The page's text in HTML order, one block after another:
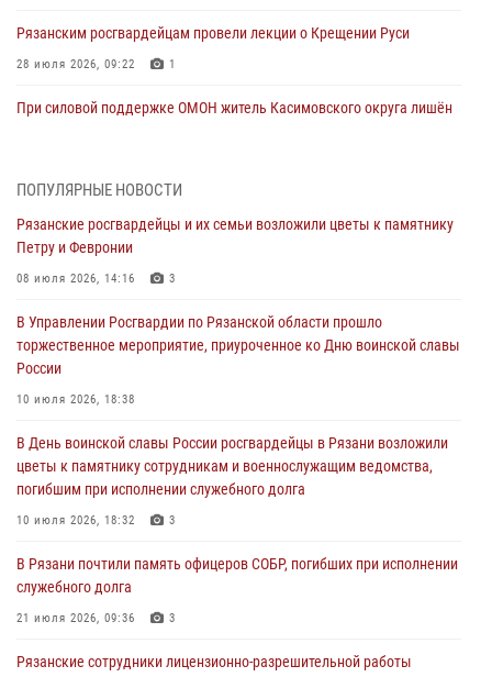
Рязанским росгвардейцам провели лекции о Крещении Руси
28 июля 2026, 09:22 1
При силовой поддержке ОМОН житель Касимовского округа лишён
27 июля 2026, 15:26
Офицер вневедомственной охраны в эфире «Радио России - Рязань»
рассказал о службе во вневедомственной охране
23 июля 2026, 09:02
В Рязани почтили память офицеров СОБР, погибших при исполнении
служебного долга
Росгвардии подвели результаты за 6 месяцев 2026 года (видео)
17 июля 2026, 14:52 1
Вневедомственная охрана подвела итоги деятельности
ПОПУЛЯРНЫЕ НОВОСТИ
Рязанские росгвардейцы и их семьи возложили цветы к памятнику
Петру и Февронии
08 июля 2026, 14:16 3
В Управлении Росгвардии по Рязанской области прошло
торжественное мероприятие, приуроченное ко Дню воинской славы
России
10 июля 2026, 18:38
В День воинской славы России росгвардейцы в Рязани возложили
цветы к памятнику сотрудникам и военнослужащим ведомства,
погибшим при исполнении служебного долга
10 июля 2026, 18:32 3
В Рязани почтили память офицеров СОБР, погибших при исполнении
служебного долга
21 июля 2026, 09:36 3
Рязанские сотрудники лицензионно-разрешительной работы